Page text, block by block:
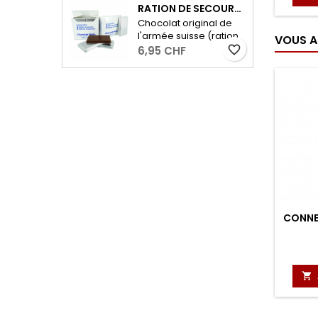
pour les randonnées
ou comme en-cas
entre les deux! Poids :
50g
RATION DE SECOURS MILITAIRE - 2 X 96G
Chocolat original de
l'armée suisse (ration
de secours) avec 53%
de cacao. - 2 portions
6,95 CHF favorite_border
VOUS
